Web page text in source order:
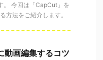
。 今回は「CapCut」を
方法をご紹介します。
動画編集するコツ